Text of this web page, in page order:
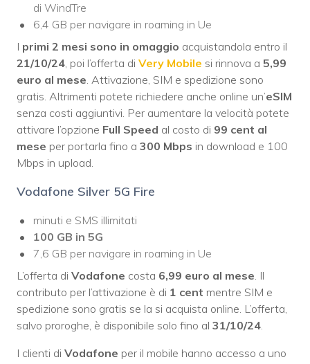
di WindTre
6,4 GB per navigare in roaming in Ue
I primi 2 mesi sono in omaggio acquistandola entro il
21/10/24, poi l’offerta di Very Mobile si rinnova a 5,99
euro al mese. Attivazione, SIM e spedizione sono
gratis. Altrimenti potete richiedere anche online un’eSIM
senza costi aggiuntivi. Per aumentare la velocità potete
attivare l’opzione Full Speed al costo di 99 cent al
mese per portarla fino a 300 Mbps in download e 100
Mbps in upload.
Vodafone Silver 5G Fire
minuti e SMS illimitati
100 GB in 5G
7,6 GB per navigare in roaming in Ue
L’offerta di Vodafone costa 6,99 euro al mese. Il
contributo per l’attivazione è di 1 cent mentre SIM e
spedizione sono gratis se la si acquista online. L’offerta,
salvo proroghe, è disponibile solo fino al 31/10/24.
I clienti di Vodafone per il mobile hanno accesso a uno